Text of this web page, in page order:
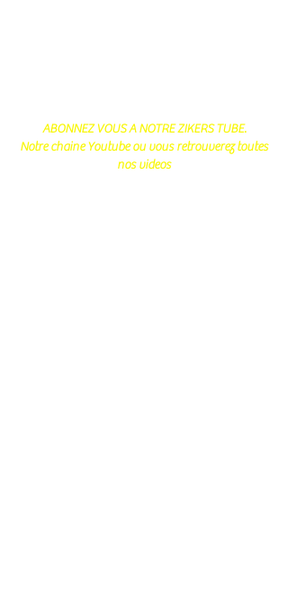
ABONNEZ VOUS A NOTRE ZIKERS TUBE.
Notre chaine Youtube ou vous retrouverez toutes
nos videos